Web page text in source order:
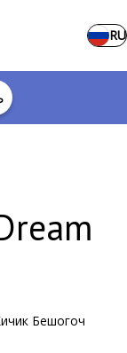
RU
Бешогоч